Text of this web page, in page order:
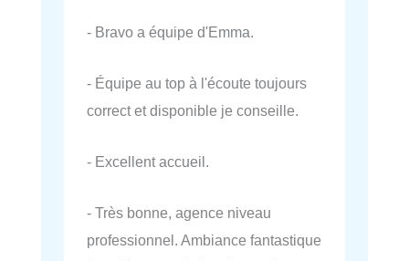
- Bravo a équipe d'Emma.
- Équipe au top à l'écoute toujours
correct et disponible je conseille.
- Excellent accueil.
- Très bonne, agence niveau
professionnel. Ambiance fantastique